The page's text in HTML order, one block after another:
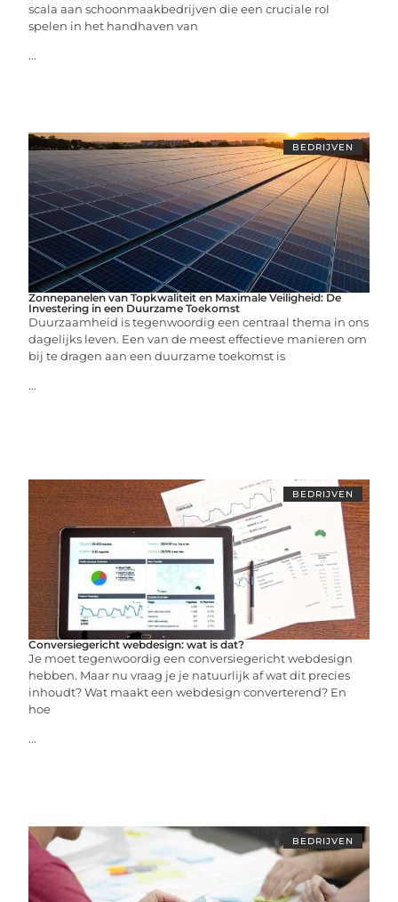
scala aan schoonmaakbedrijven die een cruciale rol
spelen in het handhaven van
...
BEDRIJVEN
Zonnepanelen van Topkwaliteit en Maximale Veiligheid: De
Investering in een Duurzame Toekomst
Duurzaamheid is tegenwoordig een centraal thema in ons
dagelijks leven. Een van de meest effectieve manieren om
bij te dragen aan een duurzame toekomst is
...
BEDRIJVEN
Conversiegericht webdesign: wat is dat?
Je moet tegenwoordig een conversiegericht webdesign
hebben. Maar nu vraag je je natuurlijk af wat dit precies
inhoudt? Wat maakt een webdesign converterend? En
hoe
...
BEDRIJVEN